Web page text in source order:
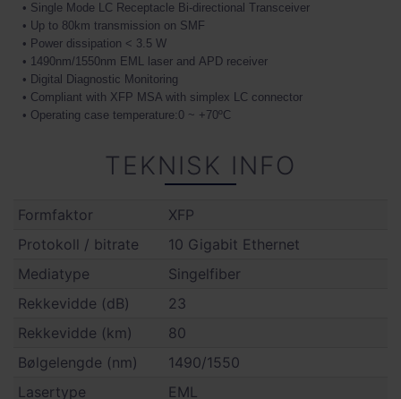
• Single Mode LC Receptacle Bi-directional Transceiver
• Up to 80km transmission on SMF
• Power dissipation < 3.5 W
• 1490nm/1550nm EML laser and APD receiver
• Digital Diagnostic Monitoring
• Compliant with XFP MSA with simplex LC connector
• Operating case temperature:0 ~ +70ºC
TEKNISK INFO
Formfaktor
XFP
Protokoll / bitrate
10 Gigabit Ethernet
Mediatype
Singelfiber
Rekkevidde (dB)
23
Rekkevidde (km)
80
Bølgelengde (nm)
1490/1550
Lasertype
EML